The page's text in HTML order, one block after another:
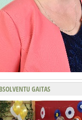
GAITAS